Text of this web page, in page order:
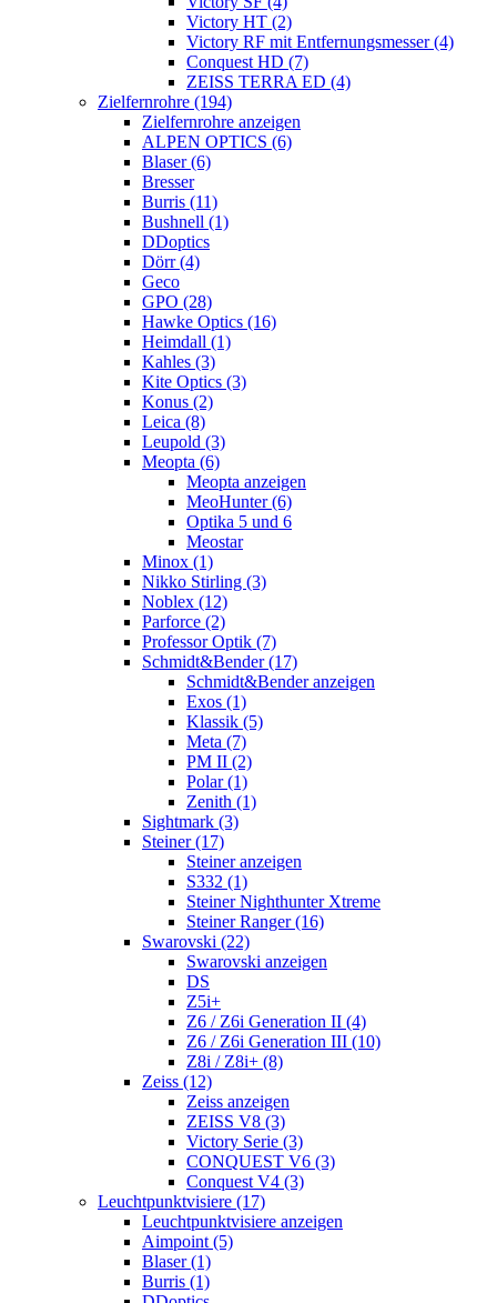
Victory HT (2)
Victory RF mit Entfernungsmesser (4)
Conquest HD (7)
ZEISS TERRA ED (4)
Zielfernrohre (194)
Zielfernrohre anzeigen
ALPEN OPTICS (6)
Blaser (6)
Bresser
Burris (11)
Bushnell (1)
DDoptics
Dörr (4)
Geco
GPO (28)
Hawke Optics (16)
Heimdall (1)
Kahles (3)
Kite Optics (3)
Konus (2)
Leica (8)
Leupold (3)
Meopta (6)
Meopta anzeigen
MeoHunter (6)
Optika 5 und 6
Meostar
Minox (1)
Nikko Stirling (3)
Noblex (12)
Parforce (2)
Professor Optik (7)
Schmidt&Bender (17)
Schmidt&Bender anzeigen
Exos (1)
Klassik (5)
Meta (7)
PM II (2)
Polar (1)
Zenith (1)
Sightmark (3)
Steiner (17)
Steiner anzeigen
S332 (1)
Steiner Nighthunter Xtreme
Steiner Ranger (16)
Swarovski (22)
Swarovski anzeigen
DS
Z5i+
Z6 / Z6i Generation II (4)
Z6 / Z6i Generation III (10)
Z8i / Z8i+ (8)
Zeiss (12)
Zeiss anzeigen
ZEISS V8 (3)
Victory Serie (3)
CONQUEST V6 (3)
Conquest V4 (3)
Leuchtpunktvisiere (17)
Leuchtpunktvisiere anzeigen
Aimpoint (5)
Blaser (1)
Burris (1)